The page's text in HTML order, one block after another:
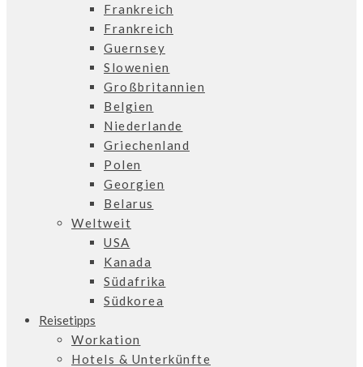
Frankreich
Frankreich
Guernsey
Slowenien
Großbritannien
Belgien
Niederlande
Griechenland
Polen
Georgien
Belarus
Weltweit
USA
Kanada
Südafrika
Südkorea
Reisetipps
Workation
Hotels & Unterkünfte